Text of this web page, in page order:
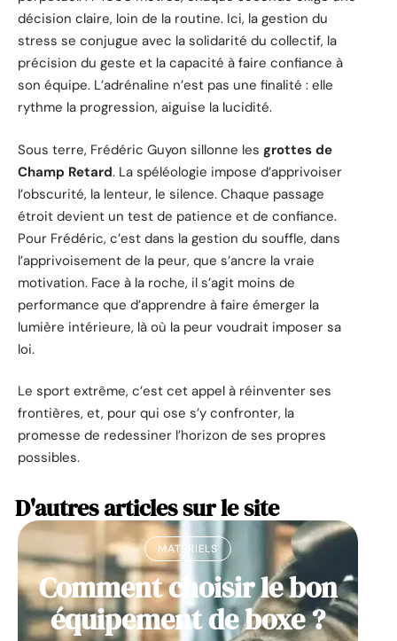
décision claire, loin de la routine. Ici, la gestion du
stress se conjugue avec la solidarité du collectif, la
précision du geste et la capacité à faire confiance à
son équipe. L’adrénaline n’est pas une finalité : elle
rythme la progression, aiguise la lucidité.
Sous terre, Frédéric Guyon sillonne les grottes de
Champ Retard. La spéléologie impose d’apprivoiser
l’obscurité, la lenteur, le silence. Chaque passage
étroit devient un test de patience et de confiance.
Pour Frédéric, c’est dans la gestion du souffle, dans
l’apprivoisement de la peur, que s’ancre la vraie
motivation. Face à la roche, il s’agit moins de
performance que d’apprendre à faire émerger la
lumière intérieure, là où la peur voudrait imposer sa
loi.
Le sport extrême, c’est cet appel à réinventer ses
frontières, et, pour qui ose s’y confronter, la
promesse de redessiner l’horizon de ses propres
possibles.
D'autres articles sur le site
MATÉRIELS
Comment choisir le bon
équipement de boxe ?